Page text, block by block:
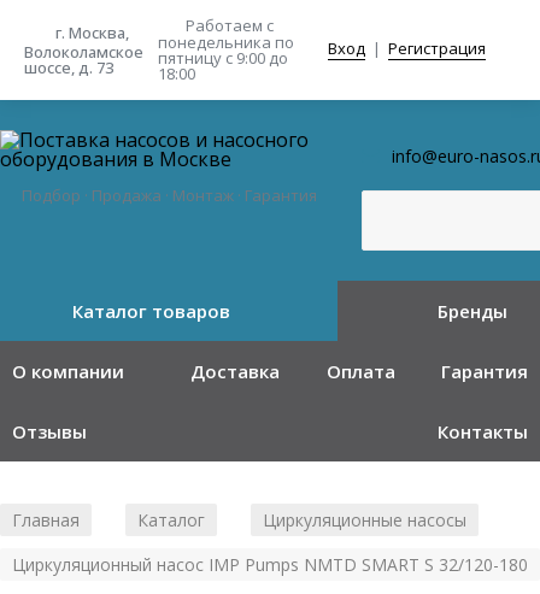
г. Москва,
Волоколамское
шоссе, д. 73
Работаем с
понедельника по
пятницу с 9:00 до
18:00
Вход | Регистрация
Подбор · Продажа · Монтаж · Гарантия
info@euro-
Каталог товаров Бренды
О компании Доставка Оплата Гарантия
Отзывы Контакты
Главная Каталог Циркуляционные насосы
Циркуляционный насос IMP Pumps NMTD SMART S 32/120-180